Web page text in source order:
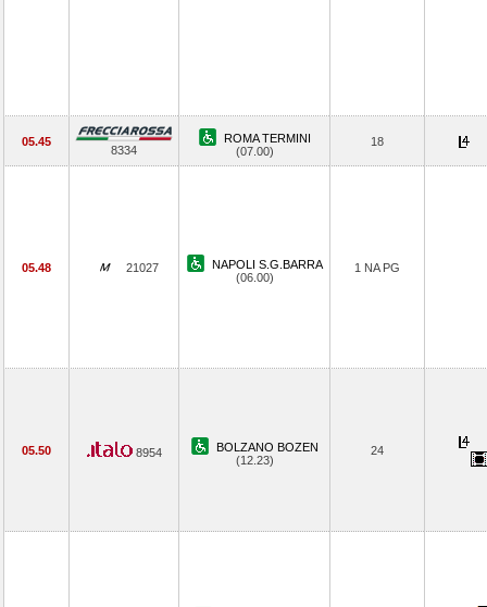
05.45
8334
ROMA TERMINI
(07.00)
18
05.48 21027
NAPOLI S.G.BARRA
(06.00)
1 NA PG
05.50 8954
BOLZANO BOZEN
(12.23)
24